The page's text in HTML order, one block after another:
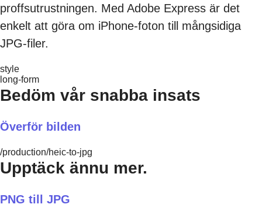
proffsutrustningen. Med Adobe Express är det
enkelt att göra om iPhone-foton till mångsidiga
JPG-filer.
style
long-form
Bedöm vår snabba insats
Överför bilden
/production/heic-to-jpg
Upptäck ännu mer.
PNG till JPG